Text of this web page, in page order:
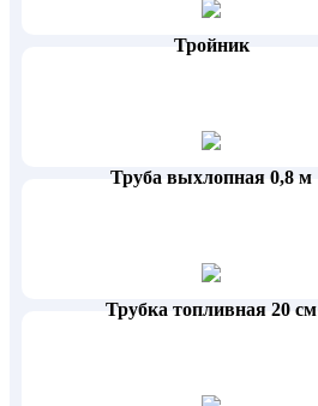
Тройник
Труба выхлопная 0,8 м
Трубка топливная 20 см